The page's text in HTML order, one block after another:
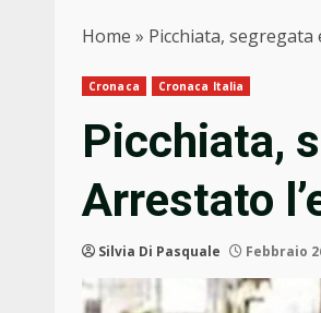
Home » Picchiata, segregata
Cronaca Cronaca Italia
Picchiata,
Arrestato
Silvia Di Pasquale Febbraio